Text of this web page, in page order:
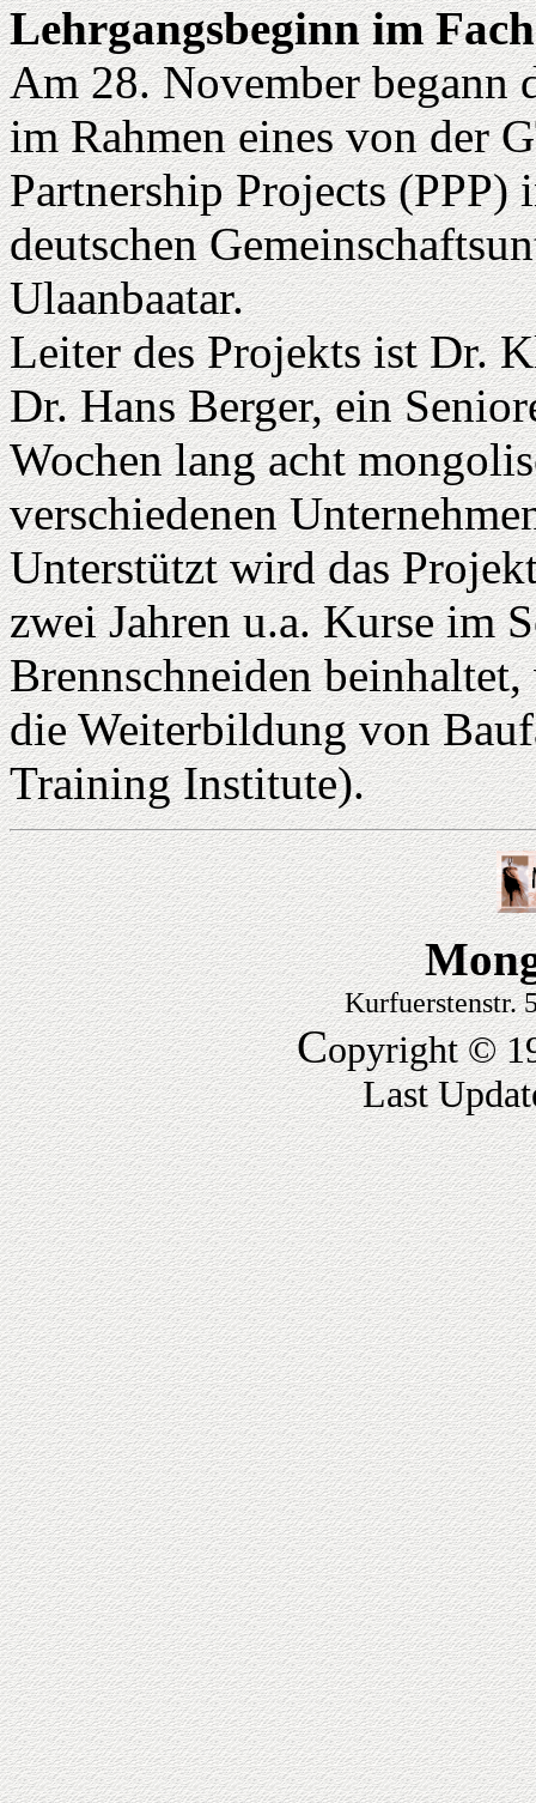
Lehrgangsbeginn im
Am 28. November begann
im Rahmen eines von der
Partnership Projects (PPP)
deutschen
Ulaanbaatar.
Leiter des Projekts ist Dr.
Dr. Hans Berger, ein
Wochen lang acht
verschiedenen
Unterstützt wird das
zwei Jahren u.a. Kurse im
Brennschneiden
die Weiterbildung von
Training Institute).
Kurfuerstenstr.
Copyright ©
Last